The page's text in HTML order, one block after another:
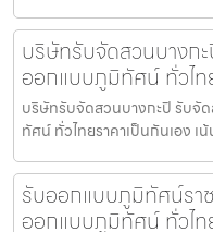
บริษัทรับจัดสวนบางก
ออกแบบภูมิทัศน์ ทั่วไท
บริษัทรับจัดสวนบางกะปิ รับ
ทัศน์ ทั่วไทยราคาเป็นกันเอง
รับออกแบบภูมิทัศน์รา
ออกแบบภูมิทัศน์ ทั่วไท